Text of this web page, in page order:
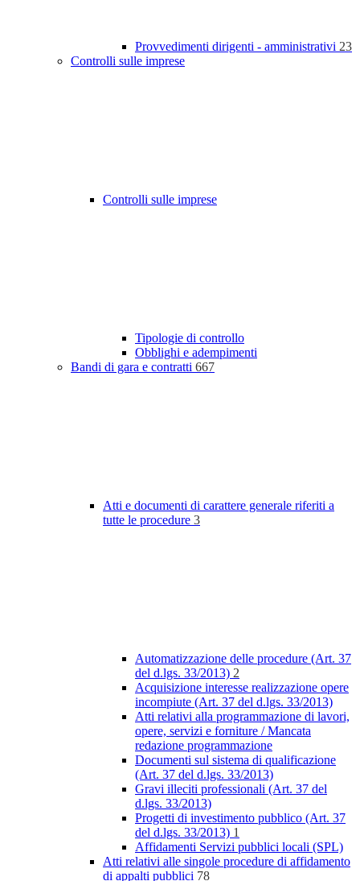
Provvedimenti dirigenti - amministrativi 23
Controlli sulle imprese
Controlli sulle imprese
Tipologie di controllo
Obblighi e adempimenti
Bandi di gara e contratti 667
Atti e documenti di carattere generale riferiti a
tutte le procedure 3
Automatizzazione delle procedure (Art. 37
del d.lgs. 33/2013) 2
Acquisizione interesse realizzazione opere
incompiute (Art. 37 del d.lgs. 33/2013)
Atti relativi alla programmazione di lavori,
opere, servizi e forniture / Mancata
redazione programmazione
Documenti sul sistema di qualificazione
(Art. 37 del d.lgs. 33/2013)
Gravi illeciti professionali (Art. 37 del
d.lgs. 33/2013)
Progetti di investimento pubblico (Art. 37
del d.lgs. 33/2013) 1
Affidamenti Servizi pubblici locali (SPL)
Atti relativi alle singole procedure di affidamento
di appalti pubblici 78